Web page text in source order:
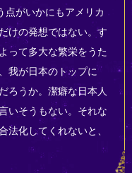
点がいかにもアメリカ
けの発想ではない。す
って多大な繁栄をうた
我が日本のトップに
ろうか。潔癖な日本人
いそうもない。それな
法化してくれないと、